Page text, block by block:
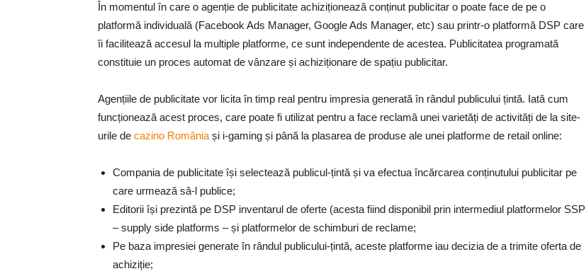
În momentul în care o agenție de publicitate achiziționează conținut publicitar o poate face de pe o
platformă individuală (Facebook Ads Manager, Google Ads Manager, etc) sau printr-o platformă DSP care
îi facilitează accesul la multiple platforme, ce sunt independente de acestea. Publicitatea programată
constituie un proces automat de vânzare și achiziționare de spațiu publicitar.
Agențiile de publicitate vor licita în timp real pentru impresia generată în rândul publicului țintă. Iată cum
funcționează acest proces, care poate fi utilizat pentru a face reclamă unei varietăți de activități de la site-
urile de cazino România și i-gaming și până la plasarea de produse ale unei platforme de retail online:
Compania de publicitate își selectează publicul-țintă și va efectua încărcarea conținutului publicitar pe
care urmează să-l publice;
Editorii își prezintă pe DSP inventarul de oferte (acesta fiind disponibil prin intermediul platformelor SSP
– supply side platforms – și platformelor de schimburi de reclame;
Pe baza impresiei generate în rândul publicului-țintă, aceste platforme iau decizia de a trimite oferta de
achiziție;